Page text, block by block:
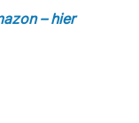
– hier